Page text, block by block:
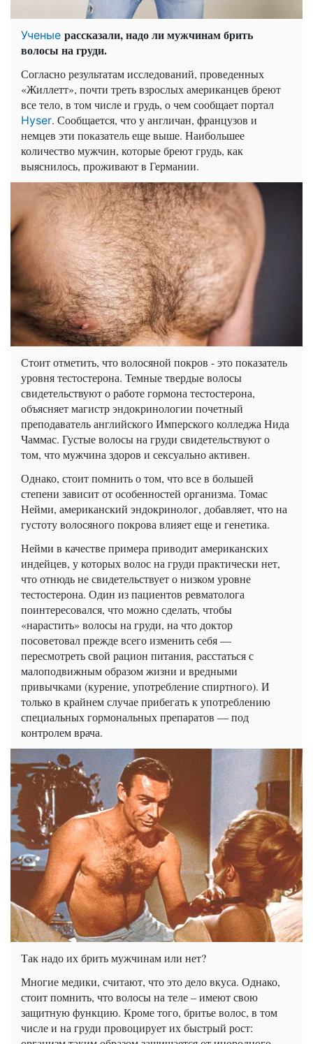
Ученые рассказали, надо ли мужчинам брить
волосы на груди.
Согласно результатам исследований, проведенных
«Жиллетт», почти треть взрослых американцев бреют
все тело, в том числе и грудь, о чем сообщает портал
Hyser. Сообщается, что у англичан, французов и
немцев эти показатель еще выше. Наибольшее
количество мужчин, которые бреют грудь, как
выяснилось, проживают в Германии.
Стоит отметить, что волосяной покров - это показатель
уровня тестостерона. Темные твердые волосы
свидетельствуют о работе гормона тестостерона,
объясняет магистр эндокринологии почетный
преподаватель английского Имперского колледжа Нида
Чаммас. Густые волосы на груди свидетельствуют о
том, что мужчина здоров и сексуально активен.
Однако, стоит помнить о том, что все в большей
степени зависит от особенностей организма. Томас
Нейми, американский эндокринолог, добавляет, что на
густоту волосяного покрова влияет еще и генетика.
Нейми в качестве примера приводит американских
индейцев, у которых волос на груди практически нет,
что отнюдь не свидетельствует о низком уровне
тестостерона. Один из пациентов ревматолога
поинтересовался, что можно сделать, чтобы
«нарастить» волосы на груди, на что доктор
посоветовал прежде всего изменить себя —
пересмотреть свой рацион питания, расстаться с
малоподвижным образом жизни и вредными
привычками (курение, употребление спиртного). И
только в крайнем случае прибегать к употреблению
специальных гормональных препаратов — под
контролем врача.
Так надо их брить мужчинам или нет?
Многие медики, считают, что это дело вкуса. Однако,
стоит помнить, что волосы на теле – имеют свою
защитную функцию. Кроме того, бритье волос, в том
числе и на груди провоцирует их быстрый рост: